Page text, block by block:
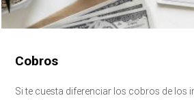
Cobros
Si te cuesta diferenciar los cobros de los